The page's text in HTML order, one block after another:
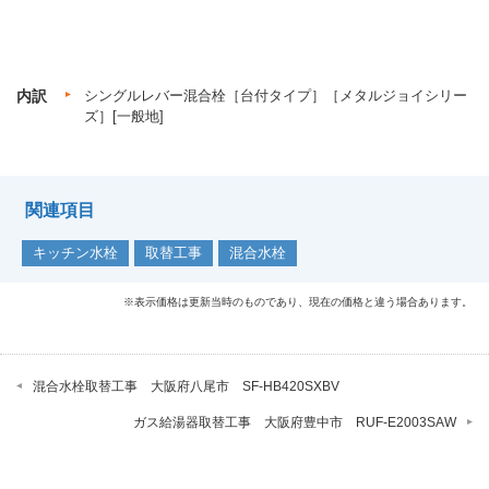
内訳
シングルレバー混合栓［台付タイプ］［メタルジョイシリー
ズ］[一般地]
関連項目
キッチン水栓 取替工事 混合水栓
※表示価格は更新当時のものであり、現在の価格と違う場合あります。
混合水栓取替工事 大阪府八尾市 SF-HB420SXBV
ガス給湯器取替工事 大阪府豊中市 RUF-E2003SAW